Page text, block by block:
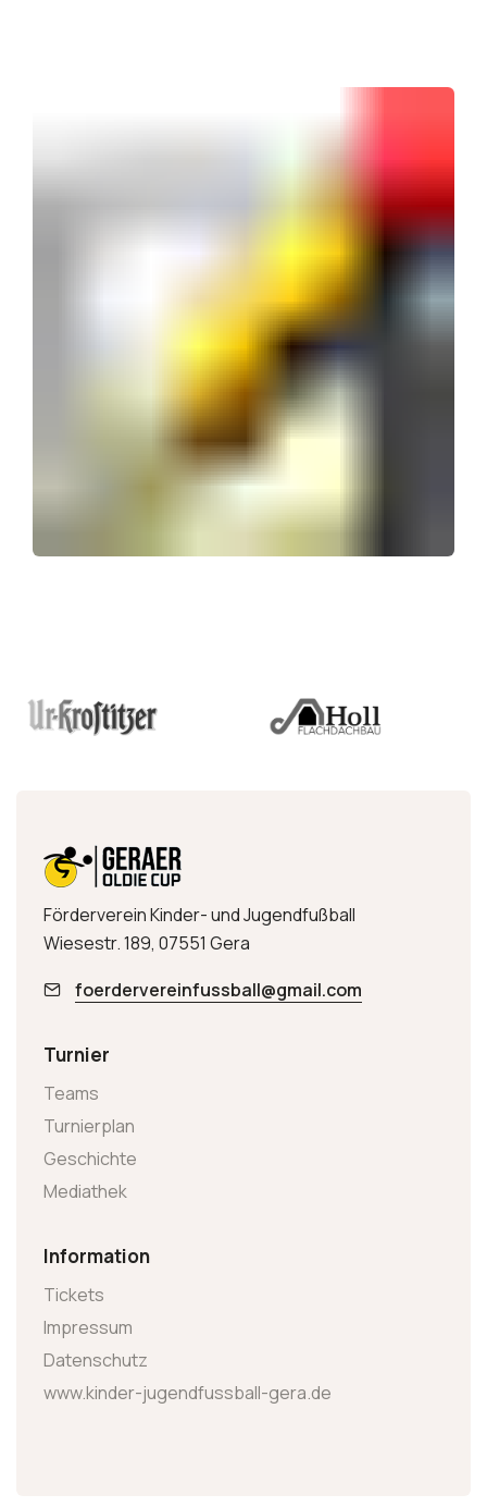
Förderverein Kinder- und Jugendfußball
Wiesestr. 189, 07551 Gera
foerdervereinfussball@gmail.com
Turnier
Teams
Turnierplan
Geschichte
Mediathek
Information
Tickets
Impressum
Datenschutz
www.kinder-jugendfussball-gera.de